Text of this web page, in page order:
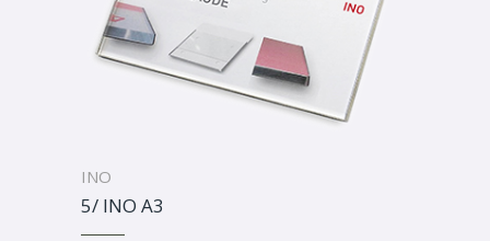
INO
5/ INO A3